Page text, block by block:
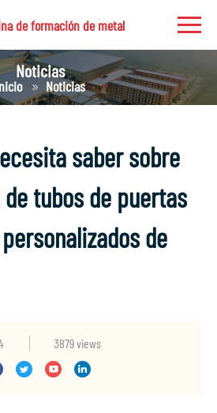
de formación de metal
Noticias
Noticias
saber sobre
tubos de puertas
de
3879 views